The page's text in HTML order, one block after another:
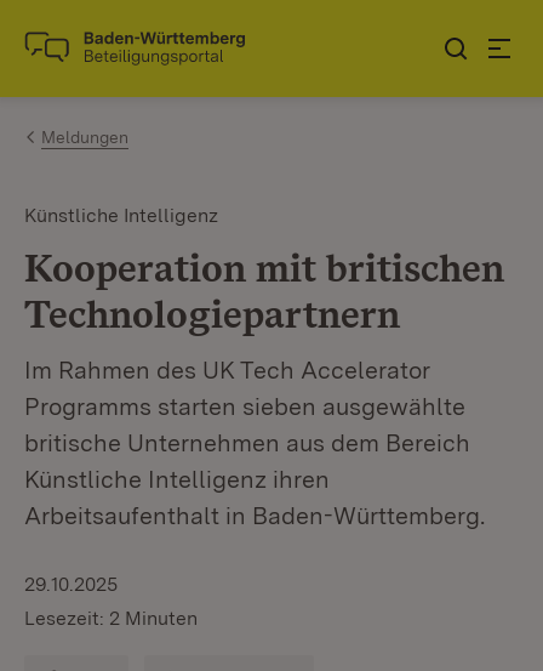
Zum Inhalt springen
Link zur Startseite
Meldungen
Künstliche Intelligenz
Kooperation mit britischen
Technologiepartnern
Im Rahmen des UK Tech Accelerator
Programms starten sieben ausgewählte
britische Unternehmen aus dem Bereich
Künstliche Intelligenz ihren
Arbeitsaufenthalt in Baden-Württemberg.
29.10.2025
Lesezeit: 2 Minuten